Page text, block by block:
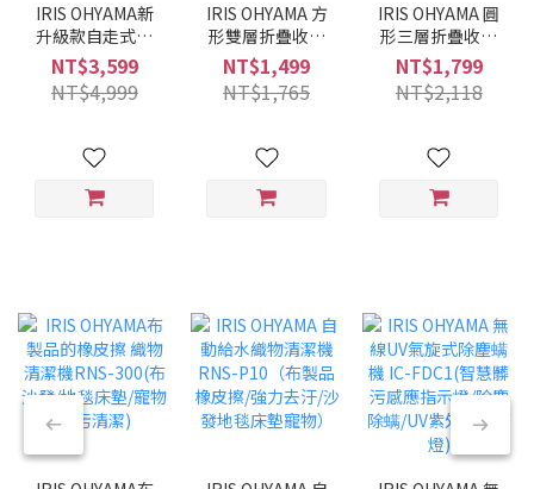
IRIS OHYAMA新
升級款自走式輕
量無線吸塵器
SCD-185P(氣旋
大吸力/直立手持
噪音)
NT$3,599
NT$4,999
IRIS OHYAMA 方
形雙層折疊收納
推車 MUW-S2
NT$1,499
NT$1,765
IRIS OHYAMA 圓
形三層折疊收納
推車 MUW-R3
NT$1,799
NT$2,118